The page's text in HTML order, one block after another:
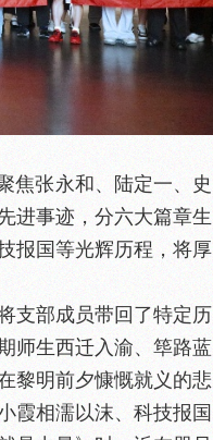
焦张永和、陆定一、史
进事迹，分六大篇章生
报国等光辉历程，将厚
支部成员带回了特定历
师生西迁入渝、筚路蓝
黎明前夕慷慨就义的悲
霞相濡以沫、科技报国